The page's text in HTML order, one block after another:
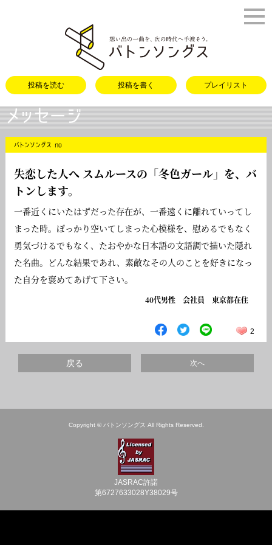
投稿を読む 投稿を書く プレイリスト
メッセージ
バトンソングス no
失恋した人へ スムルースの「冬色ガール」を、バ
トンします。
一番近くにいたはずだった存在が、一番遠くに離れていってし
まった時。ぽっかり空いてしまった心模様を、慰めるでもなく
勇気づけるでもなく、たおやかな日本語の文語調で描いた隠れ
た名曲。どんな結果であれ、素敵なその人のことを好きになっ
た自分を褒めてあげて下さい。
40代男性 会社員 東京都在住
2
戻る 次へ
Copyright © バトンソングス All Rights Reserved.
JASRAC許諾
第6727633028Y38029号